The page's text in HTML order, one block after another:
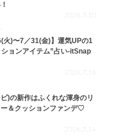
2026.7.10
火)〜7／31(金)】運気UPの1
ョンアイテム”占い-itSnap
2026.7.16
)の新作はふくれな渾身のリ
ー＆クッションファンデ♡
2026.7.14